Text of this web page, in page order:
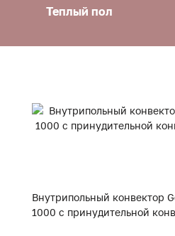
Теплый пол
Внутрипольный конвектор
1000 с принудительной